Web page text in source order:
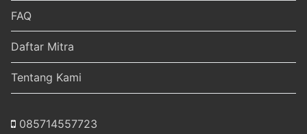
FAQ
Daftar Mitra
Tentang Kami
085714557723